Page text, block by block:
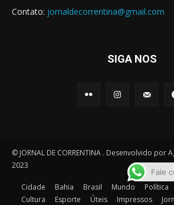
Contato: jornaldecorrentina@gmail.com
SIGA NOS
© JORNAL DE CORRENTINA . Desenvolvido por
2023
Cidade Bahia Brasil Mundo Política
Cultura
Esporte Úteis Impressos
Fale